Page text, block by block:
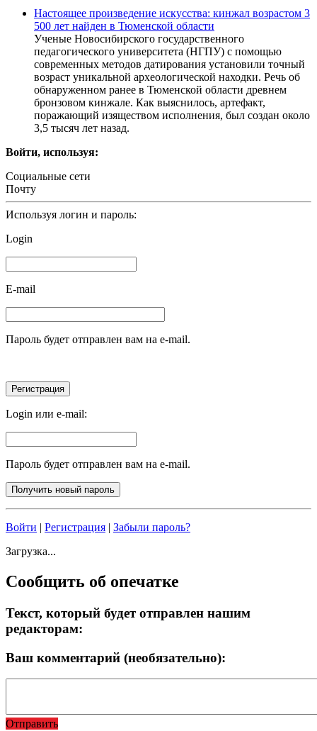
Настоящее произведение искусства: кинжал возрастом 3
500 лет найден в Тюменской области
Ученые Новосибирского государственного
педагогического университета (НГПУ) с помощью
современных методов датирования установили точный
возраст уникальной археологической находки. Речь об
обнаруженном ранее в Тюменской области древнем
бронзовом кинжале. Как выяснилось, артефакт,
поражающий изяществом исполнения, был создан около
3,5 тысяч лет назад.
Войти, используя:
Социальные сети
Почту
Используя логин и пароль:
Login
E-mail
Пароль будет отправлен вам на e-mail.
Login или e-mail:
Пароль будет отправлен вам на e-mail.
Войти | Регистрация | Забыли пароль?
Загрузка...
Сообщить об опечатке
Текст, который будет отправлен нашим
редакторам:
Ваш комментарий (необязательно):
Отправить